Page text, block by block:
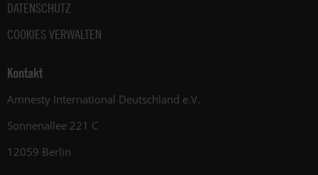
DATENSCHUTZ
COOKIES VERWALTEN
Kontakt
Amnesty International Deutschland e.V.
Sonnenallee 221 C
12059 Berlin